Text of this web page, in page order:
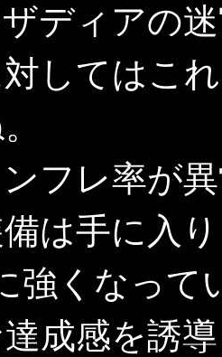
ディアの
してはこ
フレ率が
は手に入
強くなって
成感を誘